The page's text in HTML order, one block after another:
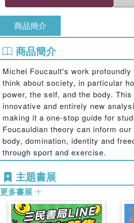
商品簡介
商品簡介
Michel Foucault's work
think about society, in particular
power, the self, and the body.
innovative and entirely new
making it a one-stop guide for
Foucauldian theory can inform
body, domination, identity and
through sport and exercise.
Foucault's ideas and key debates
Foucault's theories to explore power
and the construction of social
how individuals make sense of the
主題書展
更多書展